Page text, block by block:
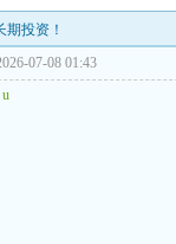
投资！
07-08 01:43
u